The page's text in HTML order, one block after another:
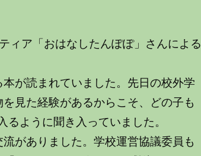
ィア「おはなしたんぽぽ」さんによる
が読まれていました。先日の校外学
見た経験があるからこそ、どの子も
ように聞き入っていました。
がありました。学校運営協議委員も